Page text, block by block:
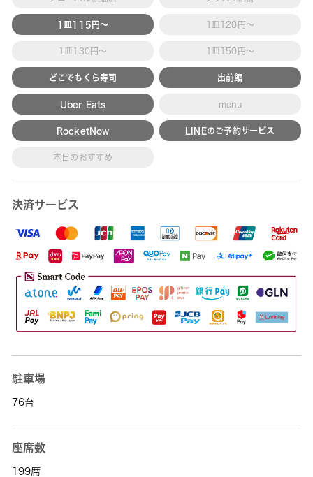
1皿115円～ 1皿120円～
1皿130円～ 1皿150円～
どこでもくら寿司 出前館
Uber Eats menu
RocketNow LINEのご予約サービス
本日のおすすめ
決済サービス
駐車場
76台
座席数
199席